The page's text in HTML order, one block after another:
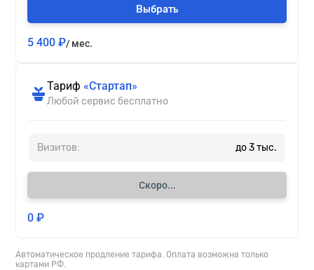
Выбрать
5 400 ₽/ мес.
Тариф «Стартап»
Любой сервис бесплатно
Визитов: до 3 тыс.
Скоро...
0 ₽
Автоматическое продление тарифа. Оплата возможна только
картами РФ.